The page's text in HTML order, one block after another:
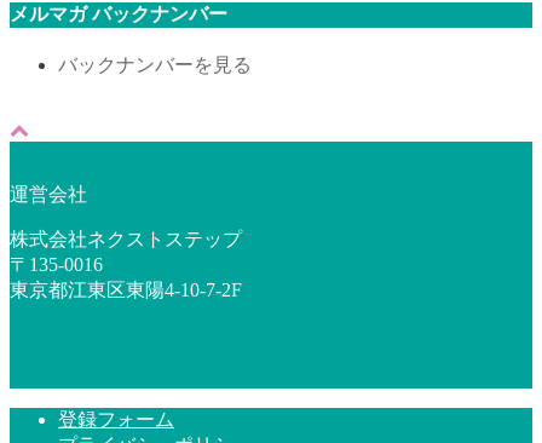
メルマガ バックナンバー
バックナンバーを見る
運営会社
株式会社ネクストステップ
〒135-0016
東京都江東区東陽4-10-7-2F
登録フォーム